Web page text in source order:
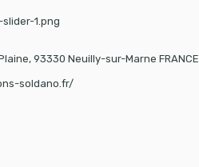
93330 Neuilly-sur-Marne FRANCE
soldano.fr/